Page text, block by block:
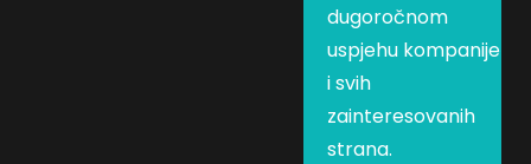
dugoročnom
uspjehu kompanije
i svih
zainteresovanih
strana.